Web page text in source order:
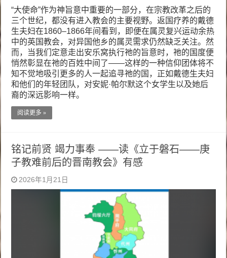
“大使命”作为神旨意中重要的一部分，在宗教改革之后的
三个世纪，都没有进入教会的主要视野。返国疗养的戴德
生夫妇在1860–1866年间看到，即便在属灵复兴运动余热
中的英国教会，对异国他乡的属灵需求仍然缺乏关注。然
而，当我们定意走出安乐窝执行祂的旨意时，祂的国度便
悄然彰显在祂的百姓中间了——这样的一种信仰团体将不
知不觉地吸引更多的人一起追寻祂的国，正如戴德生夫妇
和他们的年轻团队，对安妮·帕尔默这个女学生以及她后
裔的深远影响一样。
阅读更多 »
铭记前贤 竭力事奉 ——读《立于磐石——庚
子教难前后的晋南教会》有感
2026年1月21日